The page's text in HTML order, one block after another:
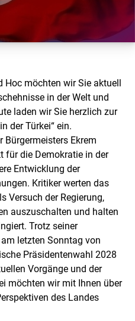
möchten wir Sie aktuell
in der Welt und
laden wir Sie herzlich zur
der Türkei“ ein.
Ekrem
für die Demokratie in der
Entwicklung der
Kritiker werten das
Versuch der Regierung,
auszuschalten und halten
Trotz seiner
letzten Sonntag von
Präsidentenwahl 2028
Vorgänge und der
möchten wir mit Ihnen über
des Landes